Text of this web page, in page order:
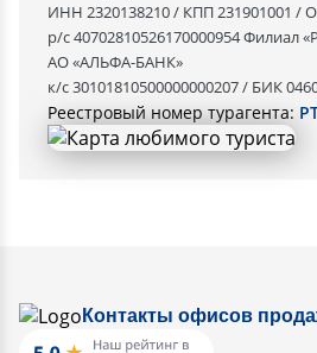
ИНН 2320138210 / КПП 231901001 /
р/с 40702810526170000954 Филиал
АО «АЛЬФА-БАНК»
к/с 30101810500000000207 / БИК
Реестровый номер турагента:
Контакты офисов